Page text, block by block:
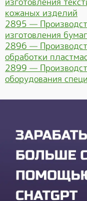
кожаных изделий
2895 —
изготовления
2896 —
обработки
2899 —
оборудования